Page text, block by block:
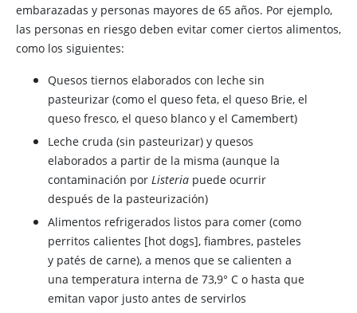
embarazadas y personas mayores de 65 años. Por ejemplo,
las personas en riesgo deben evitar comer ciertos alimentos,
como los siguientes:
Quesos tiernos elaborados con leche sin
pasteurizar (como el queso feta, el queso Brie, el
queso fresco, el queso blanco y el Camembert)
Leche cruda (sin pasteurizar) y quesos
elaborados a partir de la misma (aunque la
contaminación por Listeria puede ocurrir
después de la pasteurización)
Alimentos refrigerados listos para comer (como
perritos calientes [hot dogs], fiambres, pasteles
y patés de carne), a menos que se calienten a
una temperatura interna de 73,9° C o hasta que
emitan vapor justo antes de servirlos